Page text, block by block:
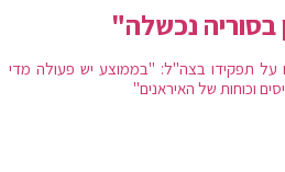
נכשלה"
תפקידו בצה"ל: "בממוצע יש פעולה מדי
וכוחות של האיראנים"